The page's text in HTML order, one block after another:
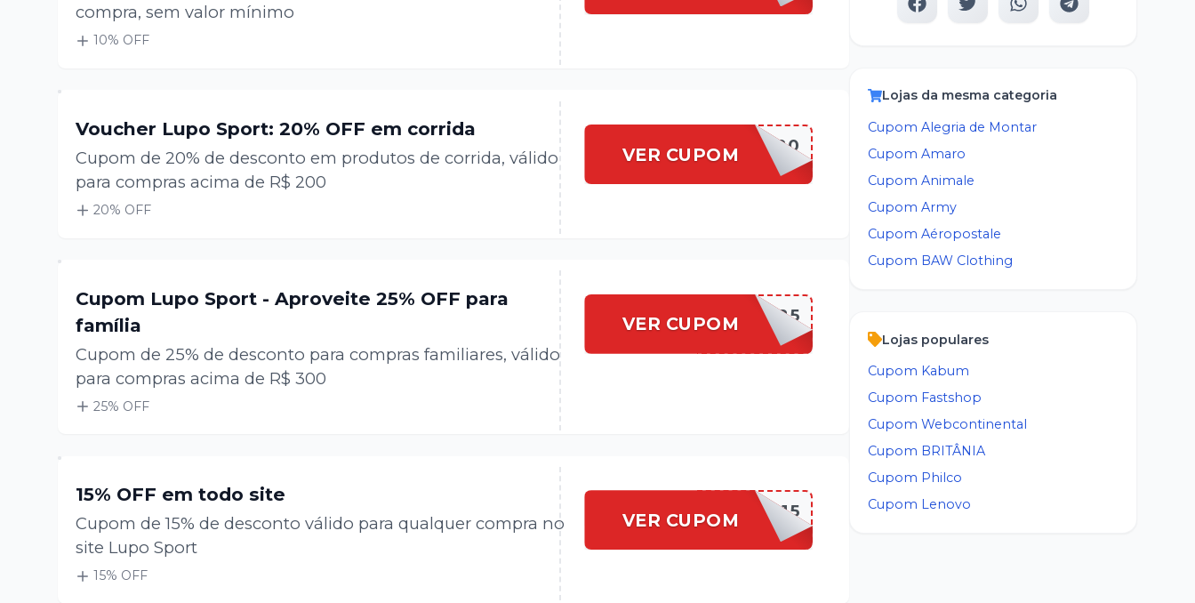
compra, sem valor mínimo
10% OFF
Voucher Lupo Sport: 20% OFF em corrida
Cupom de 20% de desconto em produtos de corrida, válido
para compras acima de R$ 200
20% OFF
VER CUPOMRUN20
Cupom Lupo Sport - Aproveite 25% OFF para
família
Cupom de 25% de desconto para compras familiares, válido
para compras acima de R$ 300
25% OFF
VER CUPOMLSPFAM25
15% OFF em todo site
Cupom de 15% de desconto válido para qualquer compra no
site Lupo Sport
15% OFF
VER CUPOM LSP15
Lojas da mesma categoria
CupomAlegria de Montar
CupomAmaro
CupomAnimale
CupomArmy
CupomAéropostale
Cupom BAW Clothing
Lojas populares
Cupom Kabum
Cupom Fastshop
CupomWebcontinental
Cupom BRITÂNIA
Cupom Philco
Cupom Lenovo